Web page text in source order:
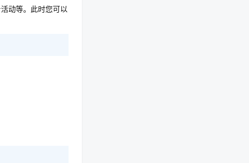
动等。此时您可以